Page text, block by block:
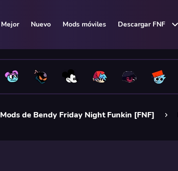
Mejor Nuevo Mods móviles Descargar FNF
Mods de Bendy Friday Night Funkin [FNF]